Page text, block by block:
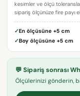
kesimler ve ölçü
sipariş ölçünüze fire payı
✓En ölçüsüne +5 cm
✓Boy ölçüsüne +5 cm
💬 Sipariş sonrası
Ölçülerinizi gönderin,
Bu ürünü
Paylaş
Adınız
E-
posta
adresiniz
Telefonunuz